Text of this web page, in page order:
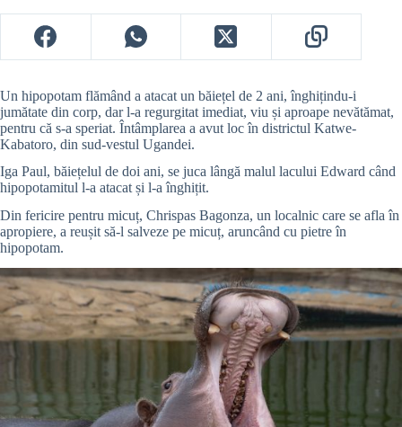
Un hipopotam flămând a atacat un băiețel de 2 ani, înghițindu-i
jumătate din corp, dar l-a regurgitat imediat, viu și aproape nevătămat,
pentru că s-a speriat. Întâmplarea a avut loc în districtul Katwe-
Kabatoro, din sud-vestul Ugandei.
Iga Paul, băiețelul de doi ani, se juca lângă malul lacului Edward când
hipopotamitul l-a atacat și l-a înghițit.
Din fericire pentru micuț, Chrispas Bagonza, un localnic care se afla în
apropiere, a reușit să-l salveze pe micuț, aruncând cu pietre în
hipopotam.